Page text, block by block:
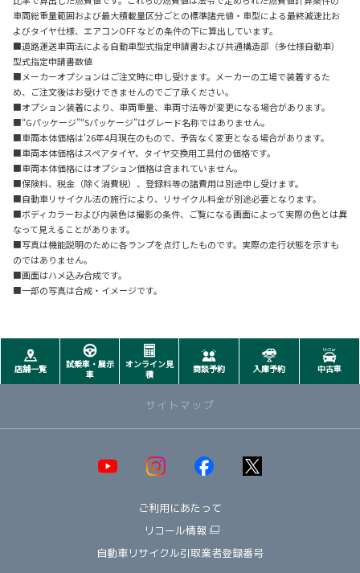
車両総重量範囲および最大積載量区分ごとの標準諸元値・車型による最終減速比お
よびタイヤ仕様、エアコンOFF などの条件の下に算出しています。
■道路運送車両法による自動車型式指定申請書および共通構造部（多仕様自動車）
型式指定申請書数値
■メーカーオプションはご注文時に申し受けます。メーカーの工場で装着するた
め、ご注文後はお受けできませんのでご了承ください。
■オプション装着により、車両重量、車両寸法等が変更になる場合があります。
■“Gパッケージ”“Sパッケージ”はグレード名称ではありません。
■車両本体価格は'26年4月現在のもので、予告なく変更となる場合があります。
■車両本体価格はスペアタイヤ、タイヤ交換用工具付の価格です。
■車両本体価格にはオプション価格は含まれていません。
■保険料、税金（除く消費税）、登録料等の諸費用は別途申し受けます。
■自動車リサイクル法の施行により、リサイクル料金が別途必要となります。
■ボディカラーおよび内装色は撮影の条件、ご覧になる画面によって実際の色とは異
なって見えることがあります。
■写真は機能説明のために各ランプを点灯したものです。実際の走行状態を示すも
のではありません。
■画面はハメ込み合成です。
■一部の写真は合成・イメージです。
店舗一覧
試乗車・展示
車
オンライン見
積
商談予約 入庫予約 中古車
サイトマップ
ウェルキャブ（福祉車両）
ご利用にあたって
リコール情報
自動車リサイクル引取業者登録番号